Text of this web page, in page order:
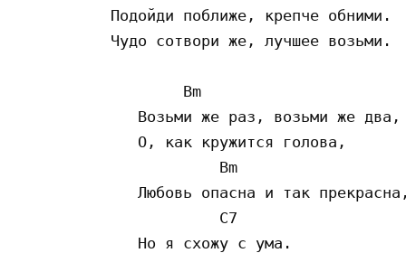
Подойди поближе, крепче обними.
Чудо сотвори же, лучшее возьми.
        Bm
   Возьми же раз, возьми же два,
   О, как кружится голова,
            Bm
   Любовь опасна и так прекрасна,
            C7
   Но я схожу с ума.